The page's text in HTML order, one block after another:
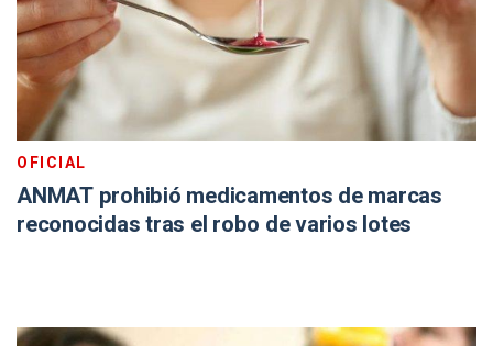
OFICIAL
ANMAT prohibió medicamentos de marcas
reconocidas tras el robo de varios lotes